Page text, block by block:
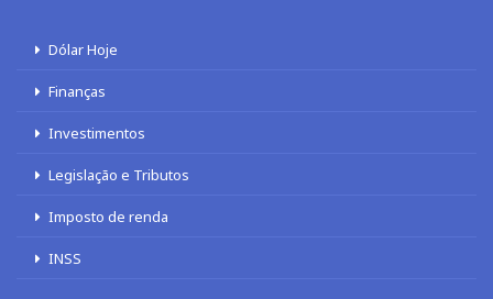
Dólar Hoje
Finanças
Investimentos
Legislação e Tributos
Imposto de renda
INSS